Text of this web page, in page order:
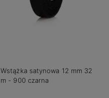
Wstążka satynowa 12 mm 32
m - 900 czarna